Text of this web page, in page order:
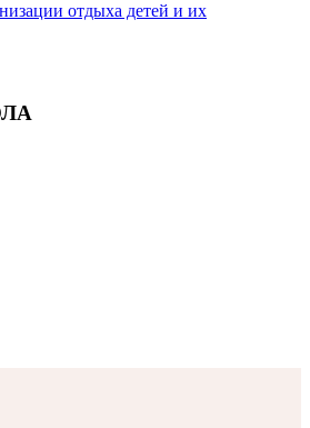
отдыха детей и их